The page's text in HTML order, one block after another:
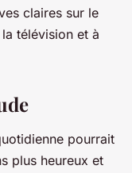
claires sur le
télévision et à
pourrait
plus heureux et